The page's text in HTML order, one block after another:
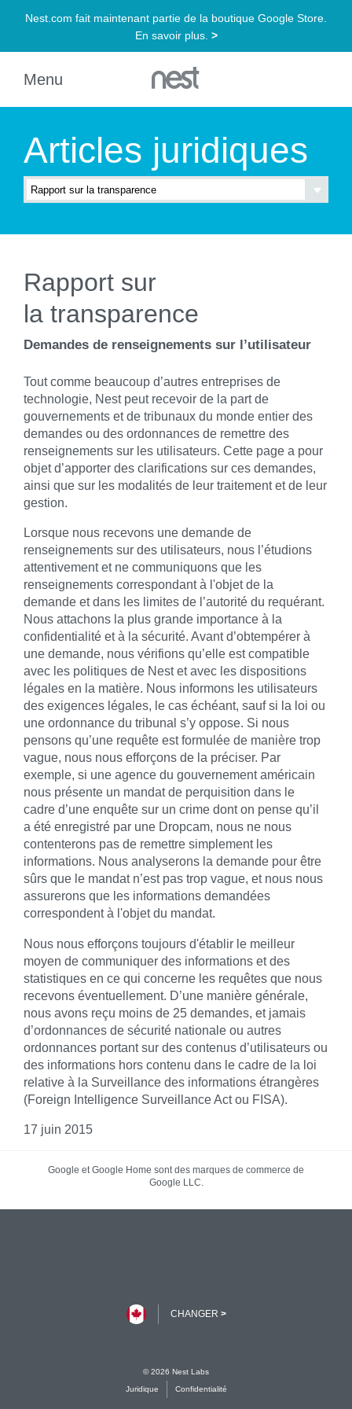
Articles juridiques
Rapport sur
la transparence
Demandes de renseignements sur l’utilisateur
Tout comme beaucoup d’autres entreprises de
technologie, Nest peut recevoir de la part de
gouvernements et de tribunaux du monde entier des
demandes ou des ordonnances de remettre des
renseignements sur les utilisateurs. Cette page a pour
objet d’apporter des clarifications sur ces demandes,
ainsi que sur les modalités de leur traitement et de leur
gestion.
Lorsque nous recevons une demande de
renseignements sur des utilisateurs, nous l’étudions
attentivement et ne communiquons que les
renseignements correspondant à l'objet de la
demande et dans les limites de l’autorité du requérant.
Nous attachons la plus grande importance à la
confidentialité et à la sécurité. Avant d’obtempérer à
une demande, nous vérifions qu’elle est compatible
avec les politiques de Nest et avec les dispositions
légales en la matière. Nous informons les utilisateurs
des exigences légales, le cas échéant, sauf si la loi ou
une ordonnance du tribunal s’y oppose. Si nous
pensons qu’une requête est formulée de manière trop
vague, nous nous efforçons de la préciser. Par
exemple, si une agence du gouvernement américain
nous présente un mandat de perquisition dans le
cadre d’une enquête sur un crime dont on pense qu’il
a été enregistré par une Dropcam, nous ne nous
contenterons pas de remettre simplement les
informations. Nous analyserons la demande pour être
sûrs que le mandat n’est pas trop vague, et nous nous
assurerons que les informations demandées
correspondent à l'objet du mandat.
Nous nous efforçons toujours d'établir le meilleur
moyen de communiquer des informations et des
statistiques en ce qui concerne les requêtes que nous
recevons éventuellement. D’une manière générale,
nous avons reçu moins de 25 demandes, et jamais
d’ordonnances de sécurité nationale ou autres
ordonnances portant sur des contenus d’utilisateurs ou
des informations hors contenu dans le cadre de la loi
relative à la Surveillance des informations étrangères
(Foreign Intelligence Surveillance Act ou FISA).
17 juin 2015